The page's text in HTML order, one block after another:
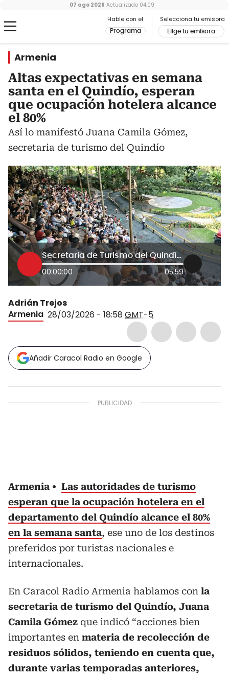
Hable con el
Programa
Selecciona tu emisora
Elige tu emisora
07 ago 2026 Actualizado 04:09
Armenia
Altas expectativas en semana
santa en el Quindío, esperan
que ocupación hotelera alcance
el 80%
Así lo manifestó Juana Camila Gómez,
secretaria de turismo del Quindío
Secretaria de Turismo del Quindío, Juana Camila Gómez
00:00:00 05:59
Adrián Trejos
Armenia 28/03/2026 - 18:58 GMT-5
Añadir Caracol Radio en Google
Armenia
Las autoridades de turismo
esperan que la ocupación hotelera en el
departamento del Quindío alcance el 80%
en la semana santa, ese uno de los destinos
preferidos por turistas nacionales e
internacionales.
En Caracol Radio Armenia hablamos con la
secretaria de turismo del Quindío, Juana
Camila Gómez que indicó “acciones bien
importantes en materia de recolección de
residuos sólidos, teniendo en cuenta que,
durante varias temporadas anteriores,